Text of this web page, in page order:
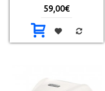
59,00€